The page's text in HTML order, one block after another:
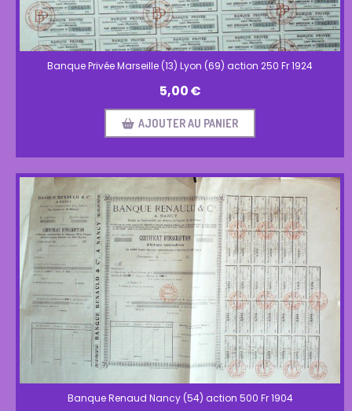
Banque Privée Marseille (13) Lyon (69) action 250 Fr 1924
5,00€
AJOUTER AU PANIER
Banque Renaud Nancy (54) action 500 Fr 1904